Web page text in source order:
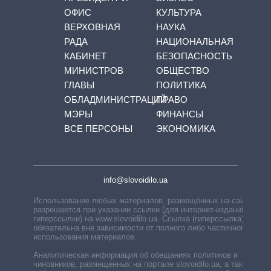
ОФИС
ВЕРХОВНАЯ
РАДА
КАБИНЕТ
МИНИСТРОВ
ГЛАВЫ
ОБЛАДМИНИСТРАЦИЙ
МЭРЫ
ВСЕ ПЕРСОНЫ
КУЛЬТУРА
НАУКА
НАЦИОНАЛЬНАЯ
БЕЗОПАСНОСТЬ
ОБЩЕСТВО
ПОЛИТИКА
ПРАВО
ФИНАНСЫ
ЭКОНОМИКА
info@slovoidilo.ua
Использование любых материалов, размещённых на сайте,
разрешается при указании ссылки (для интернет-изданий —
гиперссылки) на www.slovoidilo.ua. Ссылка (гиперссылка)
обязательна вне зависимости от полного либо частичного
использования материалов.
Аналитическая информация об обещаниях политиков и
чиновников, размещенных на портале slovoidilo.ua, а также